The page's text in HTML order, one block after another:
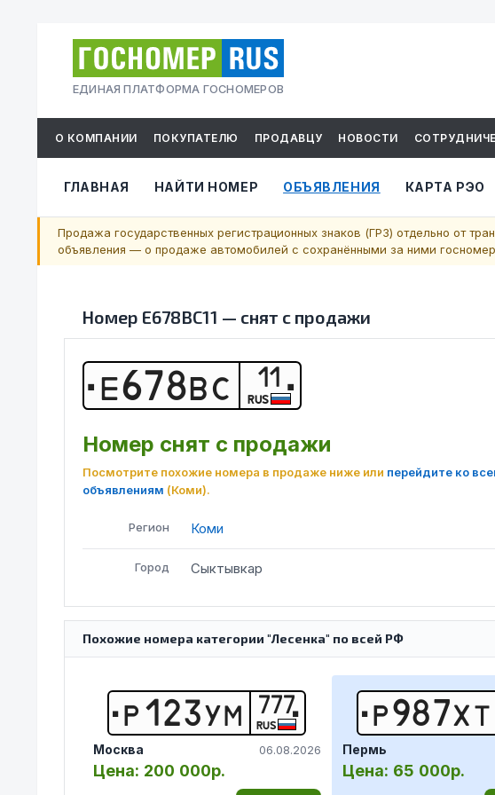
ЕДИНАЯ ПЛАТФОРМА ГОСНОМЕРОВ
О КОМПАНИИ ПОКУПАТЕЛЮ ПРОДАВЦУ НОВОСТИ
ГЛАВНАЯ НАЙТИ НОМЕР ОБЪЯВЛЕНИЯ КАРТА РЭО
Продажа государственных регистрационных знаков (ГРЗ) отдельно от
объявления — о продаже автомобилей с сохранёнными за ними
Номер Е678ВС11 — снят с продажи
Е678ВС 11
RUS
Номер снят с продажи
Посмотрите похожие номера в продаже ниже или перейдите ко
объявлениям (Коми).
Регион Коми
Город Сыктывкар
Похожие номера категории "Лесенка" по всей РФ
Р 1 23УМ 777
RUS
Москва 06.08.2026
Цена: 200 000р.
Р987ХТ
Пермь
Цена: 65 000р.